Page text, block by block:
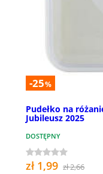
-25%
Pudełko na
Jubileusz 2025
DOSTĘPNY
zł 1,99 zł 2,66